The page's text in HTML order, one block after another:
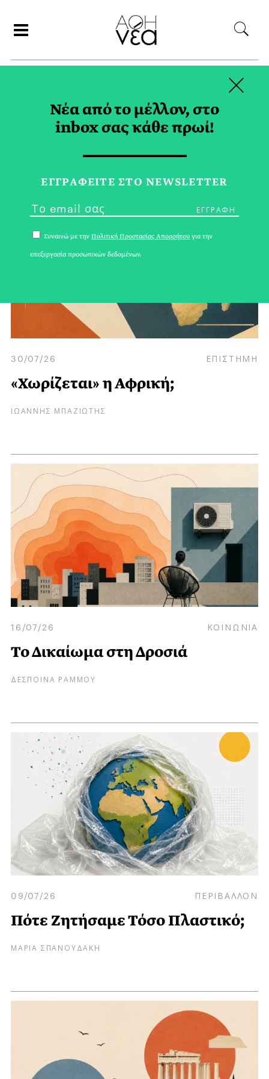
ΠΕΡΙΒΑΛΛΟΝ TAG
30/07/26 ΕΠΙΣΤΗΜΗ
«Χωρίζεται» η Αφρική;
ΙΩΑΝΝΗΣ ΜΠΑΖΙΩΤΗΣ
16/07/26 ΚΟΙΝΩΝΙΑ
Το Δικαίωμα στη Δροσιά
ΔΕΣΠΟΙΝΑ ΡΑΜΜΟΥ
09/07/26 ΠΕΡΙΒΑΛΛΟΝ
Πότε Ζητήσαμε Τόσο Πλαστικό;
ΜΑΡΙΑ ΣΠΑΝΟΥΔΑΚΗ
Νέα από το μέλλον, στο
inbox σας κάθε πρωί!
ΕΓΓPΑΦΕΙΤΕ ΣΤΟ NEWSLETTER
Συναινώ με την Πολιτική Προστασίας Απορρήτου για την
επεξεργασία προσωπικών δεδομένων.
×